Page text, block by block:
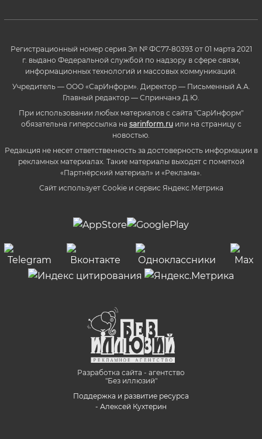
Регистрационный номер серия Эл № ФС77-80393 от 01 марта 2021
г. выдано Федеральной службой по надзору в сфере связи,
информационных технологий и массовых коммуникаций.
Учредитель — ООО «СарИнформ». Директор — Письменный А.А.
Главный редактор — Спринчанэ Д.Ю.
При использовании любых материалов с сайта "СарИнформ"
обязательна гиперссылка на sarinform.ruили на страницу с
новостью.
Редакция не несет ответственность за достоверность информации в
рекламных материалах. Такие материалы выходят с пометкой
«Партнёрский материал» и «Реклама».
Сайт использует Cookie и сервиc Яндекс.Метрика
Разработка сайта - агентство
"Без иллюзий"
Поддержка и развитие ресурса
- Алексей Кухтерин